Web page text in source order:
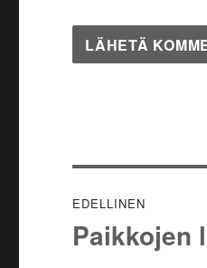
selaus
EDELLINEN
Edellinen
Paikkojen